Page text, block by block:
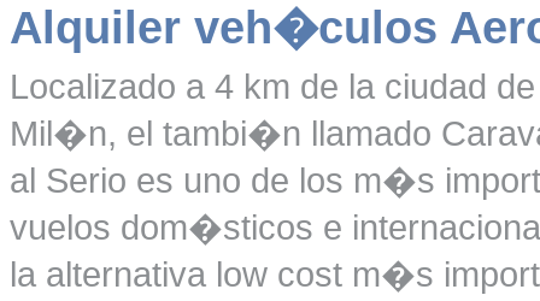
Alquiler veh�culos
Localizado a 4 km de la ciudad
Mil�n, el tambi�n llamado
al Serio es uno de los m�s
vuelos dom�sticos e
la alternativa low cost m�s